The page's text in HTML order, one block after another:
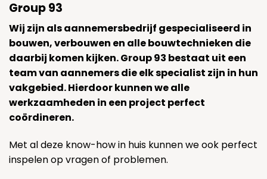
Group 93
Wij zijn als aannemersbedrijf gespecialiseerd in
bouwen, verbouwen en alle bouwtechnieken die
daarbij komen kijken. Group 93 bestaat uit een
team van aannemers die elk specialist zijn in hun
vakgebied. Hierdoor kunnen we alle
werkzaamheden in een project perfect
coördineren.
Met al deze know-how in huis kunnen we ook perfect
inspelen op vragen of problemen.